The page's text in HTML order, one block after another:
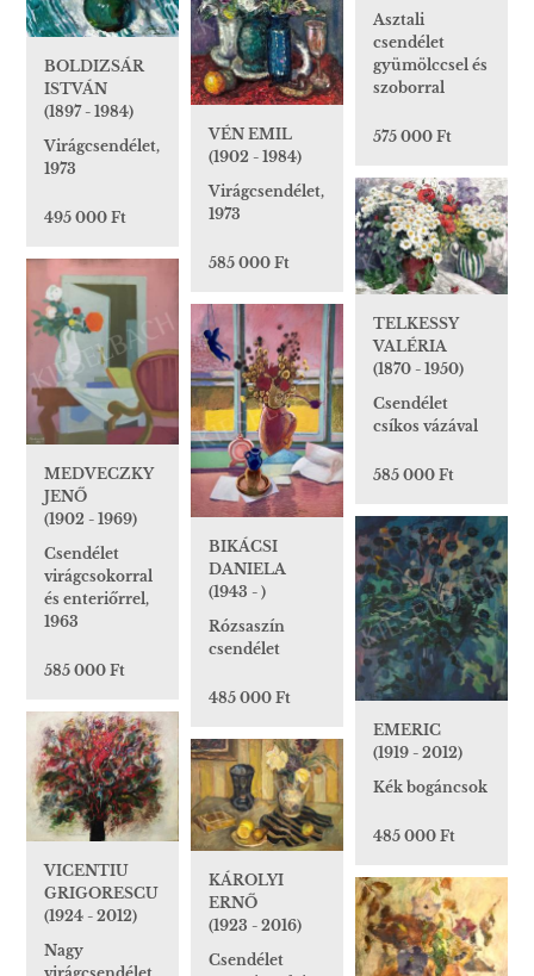
Asztali
csendélet
gyümölccsel és
szoborral
575 000 Ft
BOLDIZSÁR
ISTVÁN
(1897 - 1984)
Virágcsendélet,
1973
495 000 Ft
VÉN EMIL
(1902 - 1984)
Virágcsendélet,
1973
585 000 Ft
TELKESSY
VALÉRIA
(1870 - 1950)
Csendélet
csíkos vázával
585 000 Ft
MEDVECZKY
JENŐ
(1902 - 1969)
Csendélet
virágcsokorral
és enteriőrrel,
1963
585 000 Ft
BIKÁCSI
DANIELA
(1943 - )
Rózsaszín
csendélet
485 000 Ft
EMERIC
(1919 - 2012)
Kék bogáncsok
485 000 Ft
VICENTIU
GRIGORESCU
(1924 - 2012)
Nagy
KÁROLYI
ERNŐ
(1923 - 2016)
Csendélet